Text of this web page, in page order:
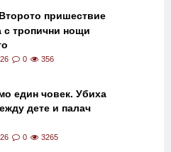
Второто пришествие
с тропични нощи
0 356
един човек. Убиха
дете и палач
0 3265